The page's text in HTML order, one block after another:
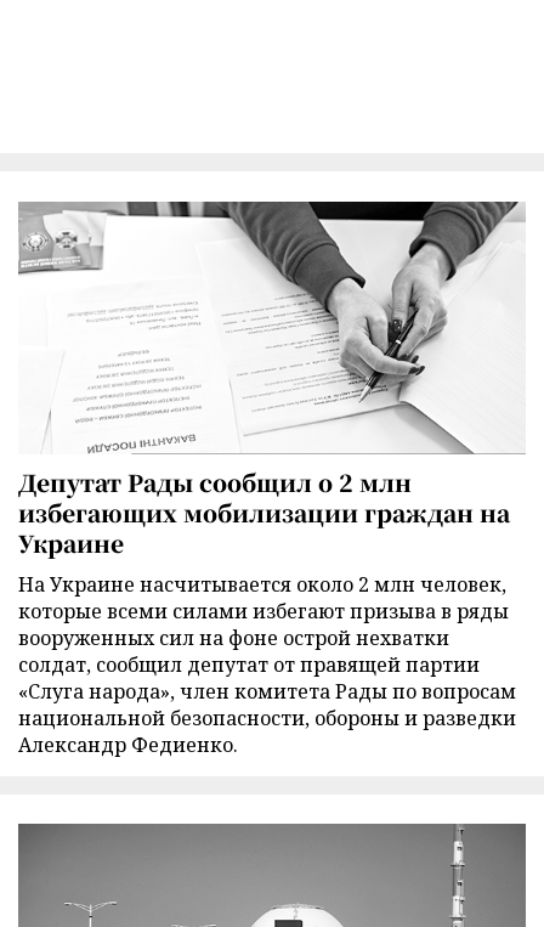
Депутат Рады сообщил о 2 млн
избегающих мобилизации граждан на
Украине
На Украине насчитывается около 2 млн человек,
которые всеми силами избегают призыва в ряды
вооруженных сил на фоне острой нехватки
солдат, сообщил депутат от правящей партии
«Слуга народа», член комитета Рады по вопросам
национальной безопасности, обороны и разведки
Александр Федиенко.